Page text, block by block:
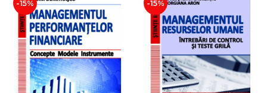
-15% -15%